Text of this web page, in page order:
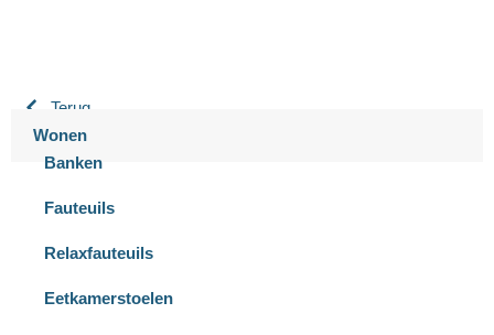
Terug
Wonen
Banken
Fauteuils
Relaxfauteuils
Eetkamerstoelen